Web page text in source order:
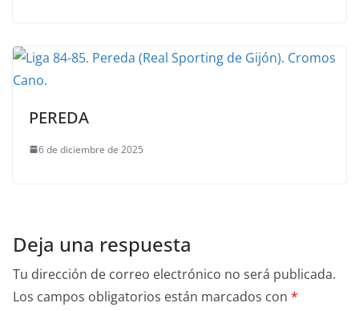
PEREDA
6 de diciembre de 2025
Deja una respuesta
Tu dirección de correo electrónico no será publicada.
Los campos obligatorios están marcados con *